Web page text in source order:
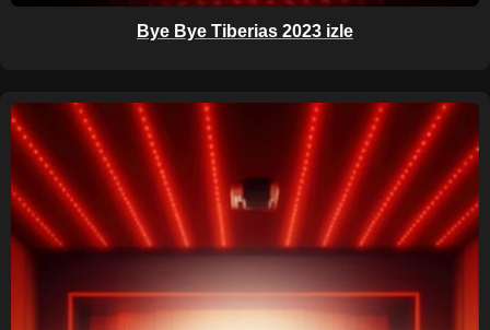
Bye Bye Tiberias 2023 izle